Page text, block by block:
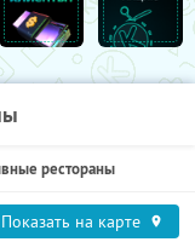
рестораны
Показать на карте